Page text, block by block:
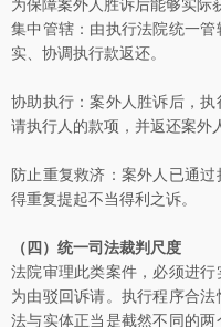
为保障案外人胜诉后能够实际
集中管辖：由执行法院统一
实、协调执行款返还。
协助执行：案外人胜诉后，
请执行人的款项，并返还案外
防止重复救济：案外人已通
得重复提起不当得利之诉。
（四）统一司法裁判尺度
法院审理此类案件，必须进
为由驳回诉请。执行程序合
法与实体正当是截然不同的两